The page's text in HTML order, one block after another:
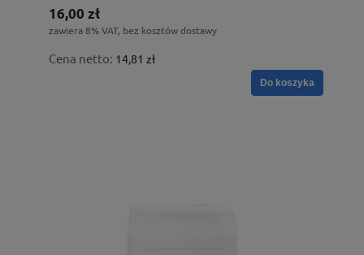
16,00 zł
zawiera 8% VAT, bez kosztów dostawy
Cena netto: 14,81 zł
Do koszyka